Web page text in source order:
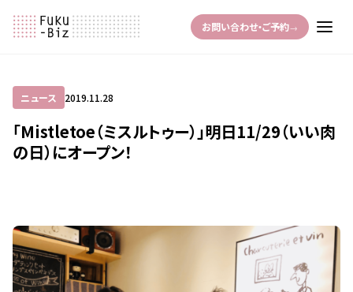
お問い合わせ・ご予約→
ニュース 2019.11.28
「Mistletoe（ミスルトゥー）」明日11/29（いい肉
の日）にオープン！